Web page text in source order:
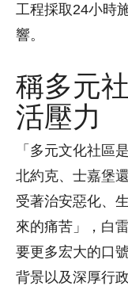
工程採取24小時
響。
稱多元
活壓力
「多元文化社區
北約克、士嘉堡
受著治安惡化、
來的痛苦」，白
要更多宏大的口
背景以及深厚行